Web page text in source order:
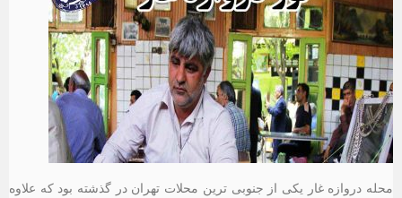
محله دروازه غار یکی از جنوبی ترین محلات تهران در گذشته بود که علاوه